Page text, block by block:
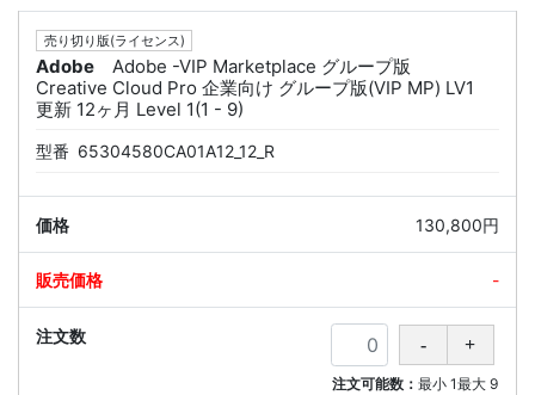
売り切り版(ライセンス)
Adobe
Adobe -VIP Marketplace グループ版
Creative Cloud Pro 企業向け グループ版(VIP MP) LV1
更新 12ヶ月 Level 1(1 - 9)
型番 65304580CA01A12_12_R
130,800円
-
注文可能数：最小 1最大 9